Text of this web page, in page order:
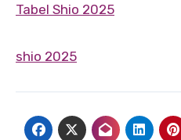
Tabel Shio 2025
shio 2025